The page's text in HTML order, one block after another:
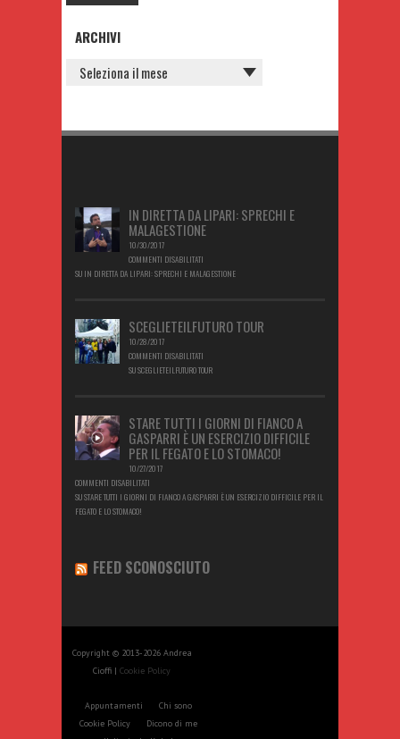
ARCHIVI
IN DIRETTA DA LIPARI: SPRECHI E
MALAGESTIONE
10/30/2017
COMMENTI DISABILITATI
SU IN DIRETTA DA LIPARI: SPRECHI E MALAGESTIONE
SCEGLIETEILFUTURO TOUR
10/28/2017
COMMENTI DISABILITATI
SU SCEGLIETEILFUTURO TOUR
STARE TUTTI I GIORNI DI FIANCO A
GASPARRI È UN ESERCIZIO DIFFICILE
PER IL FEGATO E LO STOMACO!
10/27/2017
COMMENTI DISABILITATI
SU STARE TUTTI I GIORNI DI FIANCO A GASPARRI È UN ESERCIZIO DIFFICILE PER IL
FEGATO E LO STOMACO!
FEED SCONOSCIUTO
Copyright © 2013-2026 Andrea
Cioffi | Cookie Policy
Appuntamenti
Chi sono
Cookie Policy
Dicono di me